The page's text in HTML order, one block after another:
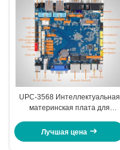
UPC-3568 Интеллектуальная
материнская плата для
односторонний защищенный
от несанкционированного
Лучшая цена